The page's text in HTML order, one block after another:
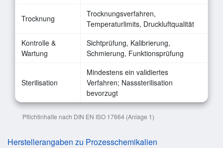
Trocknung
Trocknungsverfahren,
Temperaturlimits, Druckluftqualität
Kontrolle &
Wartung
Sichtprüfung, Kalibrierung,
Schmierung, Funktionsprüfung
Sterilisation
Mindestens ein validiertes
Verfahren; Nasssterilisation
bevorzugt
Pflichtinhalte nach DIN EN ISO 17664 (Anlage 1)
Herstellerangaben zu Prozesschemikalien